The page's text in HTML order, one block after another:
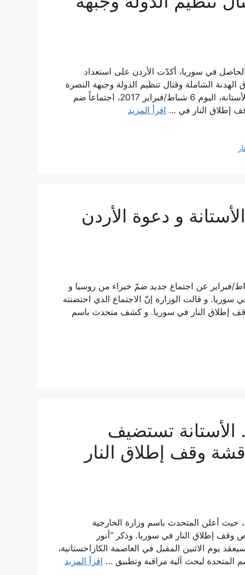
في سوريا، أكدّت الأردن على استعداد
الهدنة الشاملة وقتال تنظيم الدولة وجبهة النصرة
في جنوب سوريا. واستضافت العاصمة الكازاخستانية، الأستانة، اليوم 6 شباط/فبراير 2017، اجتماعاً ضم
إطلاق النار في … اقرأ المزيد
و دعوة الأردن
الخارجية الكازاخستانية اليوم الاثنين 6 شباط/فبراير عن اجتماع جديد ضمّ خبراء من روسيا و
سوريا. و قالت الوزارة إنّ الاجتماع الذي احتضنته
وقف إطلاق النار في سوريا. و كشف متحدث باسم
الأستانة تستضيف
وقف إطلاق النار
أعلن المتحدث باسم وزارة الخارجية
وقف إطلاق النار في سوريا. وذكر “أنور
فبراير 2017، إن اجتماعاً سيعقد يوم الاثنين المقبل في العاصمة الكازاخستانية،
المتحدة لبحث آلية مراقبة وتطبيق … اقرأ المزيد